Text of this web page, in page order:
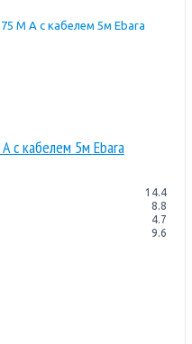
с кабелем 5м Ebara
14.4
8.8
4.7
9.6